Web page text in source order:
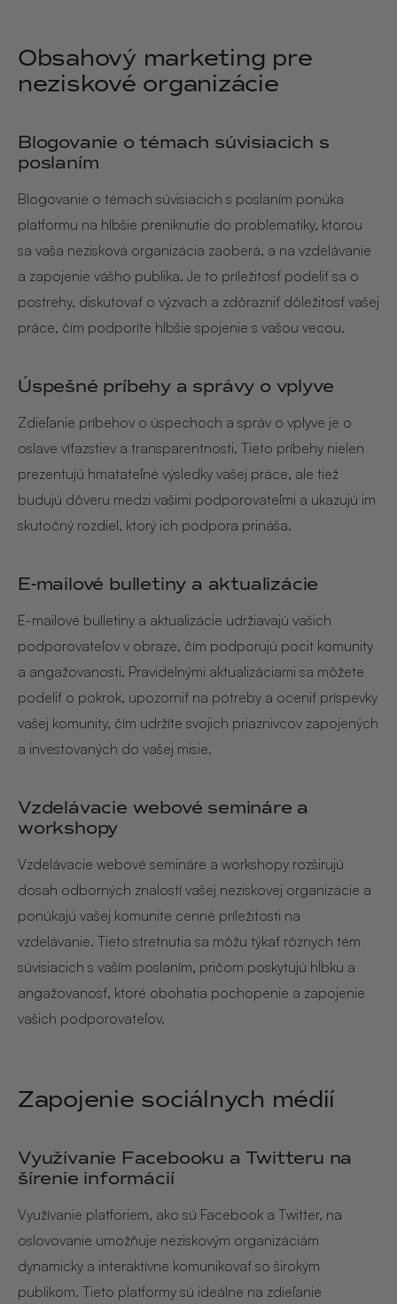
Obsahový marketing pre
neziskové organizácie
Blogovanie o témach súvisiacich s
poslaním
Blogovanie o témach súvisiacich s poslaním ponúka
platformu na hlbšie preniknutie do problematiky, ktorou
sa vaša nezisková organizácia zaoberá, a na vzdelávanie
a zapojenie vášho publika. Je to príležitosť podeliť sa o
postrehy, diskutovať o výzvach a zdôrazniť dôležitosť vašej
práce, čím podporíte hlbšie spojenie s vašou vecou.
Úspešné príbehy a správy o vplyve
Zdieľanie príbehov o úspechoch a správ o vplyve je o
oslave víťazstiev a transparentnosti. Tieto príbehy nielen
prezentujú hmatateľné výsledky vašej práce, ale tiež
budujú dôveru medzi vašimi podporovateľmi a ukazujú im
skutočný rozdiel, ktorý ich podpora prináša.
E-mailové bulletiny a aktualizácie
E-mailové bulletiny a aktualizácie udržiavajú vašich
podporovateľov v obraze, čím podporujú pocit komunity
a angažovanosti. Pravidelnými aktualizáciami sa môžete
podeliť o pokrok, upozorniť na potreby a oceniť príspevky
vašej komunity, čím udržíte svojich priaznivcov zapojených
a investovaných do vašej misie.
Vzdelávacie webové semináre a
workshopy
Vzdelávacie webové semináre a workshopy rozširujú
dosah odborných znalostí vašej neziskovej organizácie a
ponúkajú vašej komunite cenné príležitosti na
vzdelávanie. Tieto stretnutia sa môžu týkať rôznych tém
súvisiacich s vaším poslaním, pričom poskytujú hĺbku a
angažovanosť, ktoré obohatia pochopenie a zapojenie
vašich podporovateľov.
Zapojenie sociálnych médií
Využívanie Facebooku a Twitteru na
šírenie informácií
Využívanie platforiem, ako sú Facebook a Twitter, na
oslovovanie umožňuje neziskovým organizáciám
dynamicky a interaktívne komunikovať so širokým
publikom. Tieto platformy sú ideálne na zdieľanie